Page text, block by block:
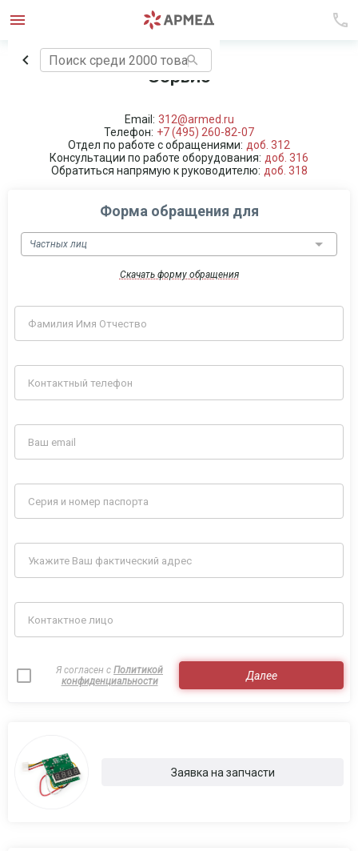
Сервис
Email: 312@armed.ru
Телефон: +7 (495) 260-82-07
Отдел по работе с обращениями: доб. 312
Консультации по работе оборудования: доб. 316
Обратиться напрямую к руководителю: доб. 318
Форма обращения для
Частных лиц
Скачать форму обращения
Я согласен с Политикой
конфиденциальности
Далее
Заявка на запчасти